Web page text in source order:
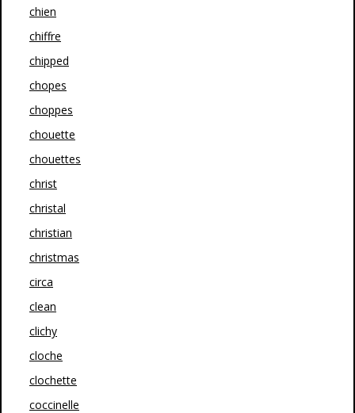
chien
chiffre
chipped
chopes
choppes
chouette
chouettes
christ
christal
christian
christmas
circa
clean
clichy
cloche
clochette
coccinelle